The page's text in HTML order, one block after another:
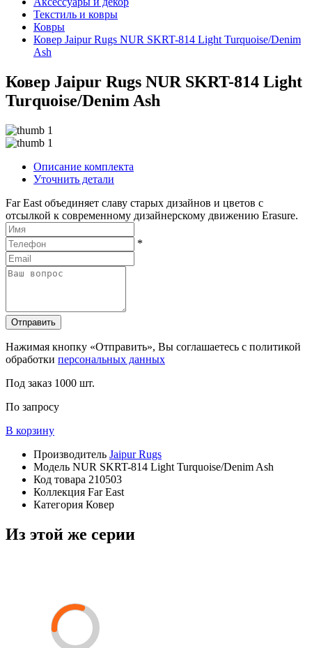
Текстиль и ковры
Ковры
Ковер Jaipur Rugs NUR SKRT-814 Light Turquoise/Denim
Ash
Ковер Jaipur Rugs NUR SKRT-814 Light
Turquoise/Denim Ash
Описание комплекта
Уточнить детали
Far East объединяет славу старых дизайнов и цветов с
отсылкой к современному дизайнерскому движению Erasure.
*
Отправить
Нажимая кнопку «Отправить», Вы соглашаетесь с политикой
обработки персональных данных
Под заказ 1000 шт.
По запросу
В корзину
Производитель Jaipur Rugs
Модель NUR SKRT-814 Light Turquoise/Denim Ash
Код товара 210503
Коллекция Far East
Категория Ковер
Из этой же серии